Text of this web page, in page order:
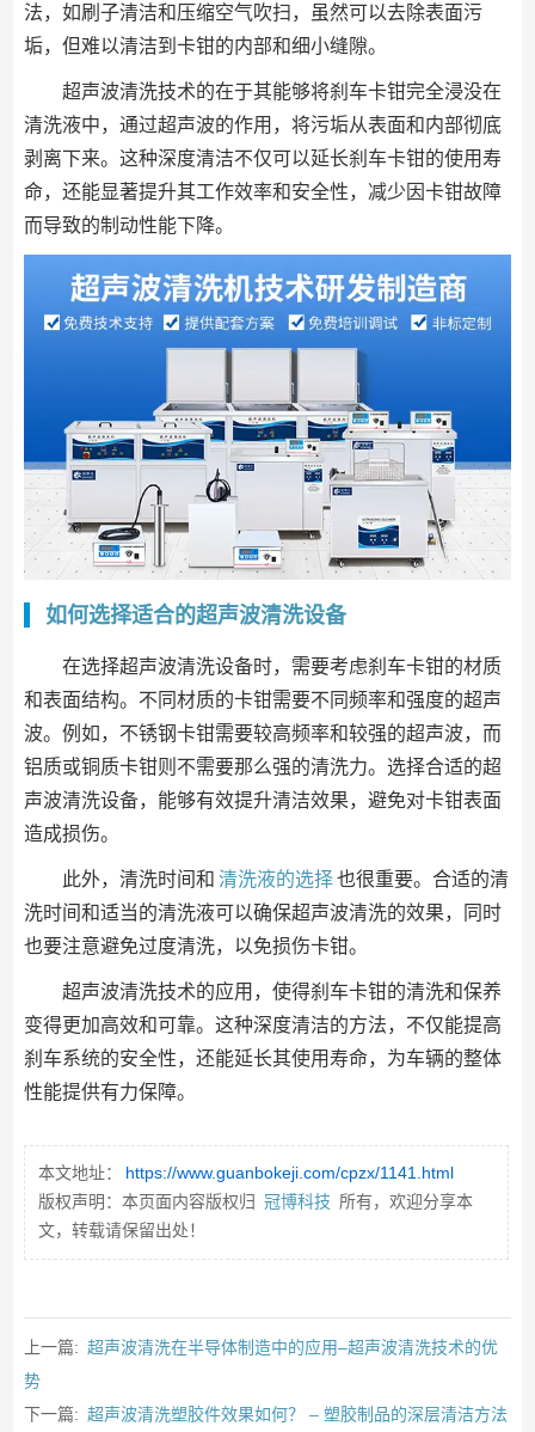
法，如刷子清洁和压缩空气吹扫，虽然可以去除表面污
垢，但难以清洁到卡钳的内部和细小缝隙。
超声波清洗技术的在于其能够将刹车卡钳完全浸没在
清洗液中，通过超声波的作用，将污垢从表面和内部彻底
剥离下来。这种深度清洁不仅可以延长刹车卡钳的使用寿
命，还能显著提升其工作效率和安全性，减少因卡钳故障
而导致的制动性能下降。
如何选择适合的超声波清洗设备
在选择超声波清洗设备时，需要考虑刹车卡钳的材质
和表面结构。不同材质的卡钳需要不同频率和强度的超声
波。例如，不锈钢卡钳需要较高频率和较强的超声波，而
铝质或铜质卡钳则不需要那么强的清洗力。选择合适的超
声波清洗设备，能够有效提升清洁效果，避免对卡钳表面
造成损伤。
此外，清洗时间和 清洗液的选择也很重要。合适的清
洗时间和适当的清洗液可以确保超声波清洗的效果，同时
也要注意避免过度清洗，以免损伤卡钳。
超声波清洗技术的应用，使得刹车卡钳的清洗和保养
变得更加高效和可靠。这种深度清洁的方法，不仅能提高
刹车系统的安全性，还能延长其使用寿命，为车辆的整体
性能提供有力保障。
本文地址：
https://www.guanbokeji.com/cpzx/1141.html
版权声明：本页面内容版权归 冠博科技 所有，欢迎分享本
文，转载请保留出处！
上一篇: 超声波清洗在半导体制造中的应用–超声波清洗技术的优
势
下一篇: 超声波清洗塑胶件效果如何？ – 塑胶制品的深层清洁方法